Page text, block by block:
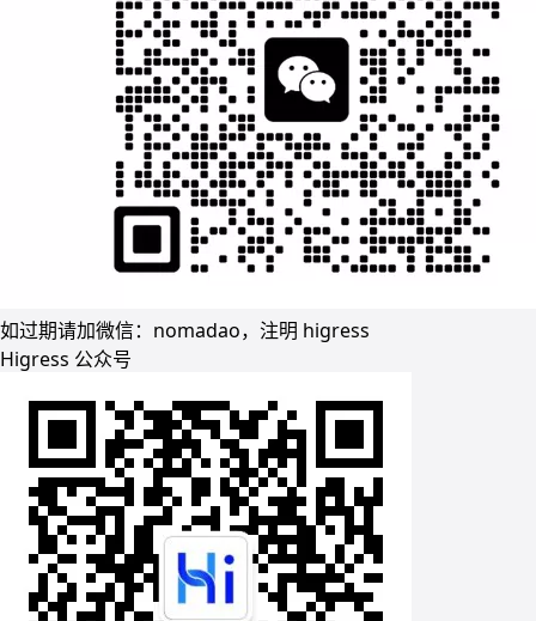
如过期请加微信：nomadao，注明 higress
Higress 公众号